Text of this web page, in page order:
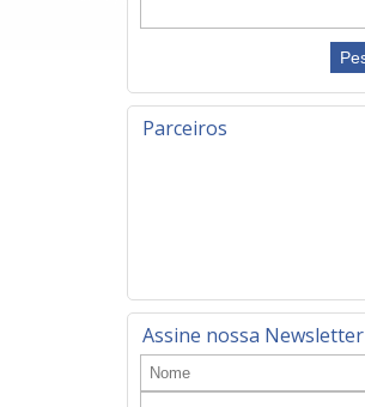
Parceiros
Assine nossa Newsletter